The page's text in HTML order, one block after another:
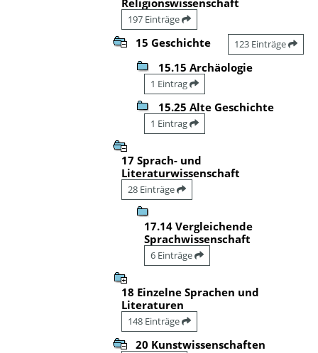
197 Einträge
15 Geschichte 123 Einträge
15.15 Archäologie
1 Eintrag
15.25 Alte Geschichte
1 Eintrag
17 Sprach- und
Literaturwissenschaft
28 Einträge
17.14 Vergleichende
Sprachwissenschaft
6 Einträge
18 Einzelne Sprachen und
Literaturen
148 Einträge
20 Kunstwissenschaften